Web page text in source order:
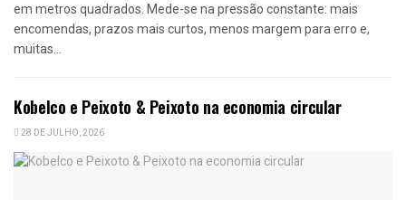
em metros quadrados. Mede-se na pressão constante: mais
encomendas, prazos mais curtos, menos margem para erro e,
muitas...
Kobelco e Peixoto & Peixoto na economia circular
28 DE JULHO, 2026